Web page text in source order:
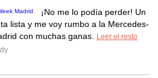
¡No me lo podía perder! Un
lista y me voy rumbo a la Mercedes-
con muchas ganas.
Leer el resto